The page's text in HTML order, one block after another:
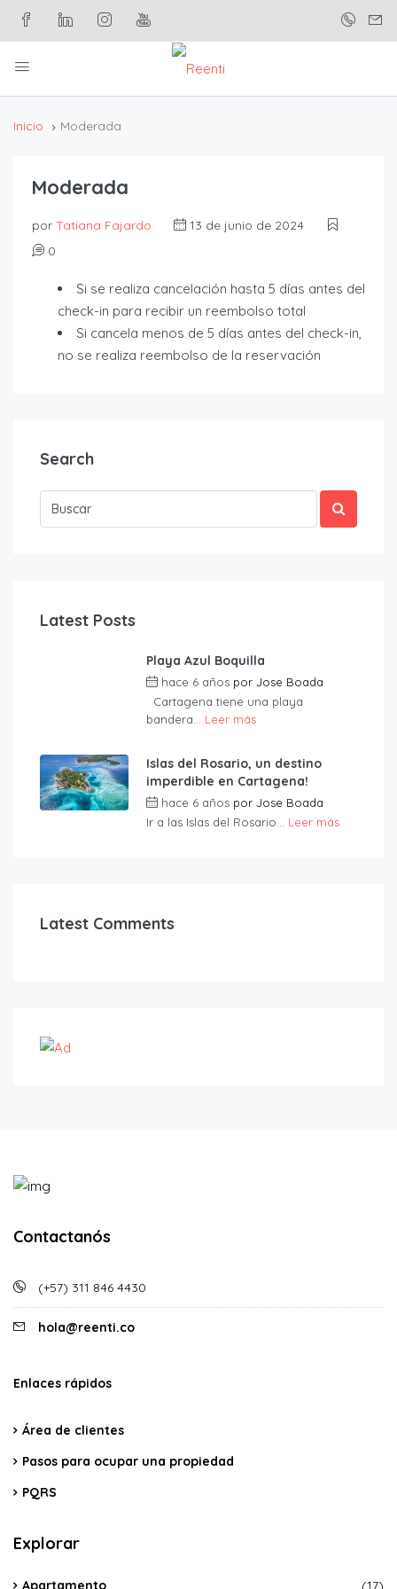
Inicio Moderada
Moderada
por Tatiana Fajardo
13 de junio de 2024
0
Si se realiza cancelación hasta 5 días antes del
check-in para recibir un reembolso total
Si cancela menos de 5 días antes del check-in,
no se realiza reembolso de la reservación
Search
Latest Posts
Playa Azul Boquilla
hace 6 años por Jose Boada
Cartagena tiene una playa
bandera... Leer más
Islas del Rosario, un destino
imperdible en Cartagena!
hace 6 años por Jose Boada
Ir a las Islas del Rosario... Leer más
Latest Comments
Contactanós
(+57) 311 846 4430
hola@reenti.co
Enlaces rápidos
Área de clientes
Pasos para ocupar una propiedad
PQRS
Explorar